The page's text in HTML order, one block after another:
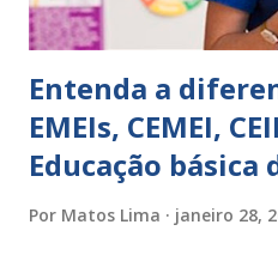
Entenda a
EMEIs, CEMEI,
Educação básica
Por Matos Lima janeiro 28,